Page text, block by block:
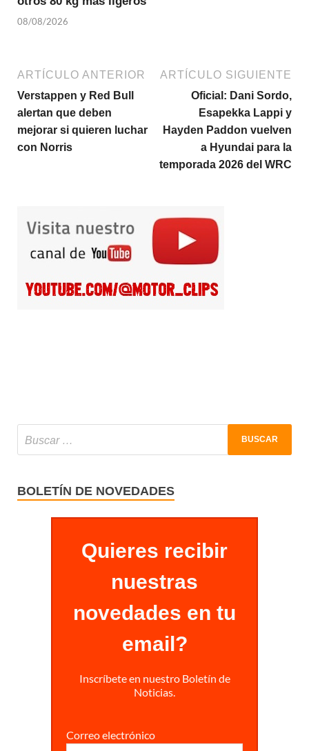
08/08/2026
ARTÍCULO ANTERIOR
Verstappen y Red Bull
alertan que deben
mejorar si quieren luchar
con Norris
ARTÍCULO SIGUIENTE
Oficial: Dani Sordo,
Esapekka Lappi y
Hayden Paddon vuelven
a Hyundai para la
temporada 2026 del WRC
BOLETÍN DE NOVEDADES
Quieres recibir
nuestras
novedades en tu
email?
Inscríbete en nuestro Boletín de
Noticias.
Correo electrónico